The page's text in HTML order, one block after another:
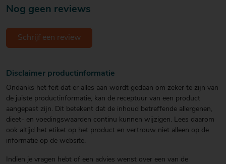
Nog geen reviews
Schrijf een review
Disclaimer productinformatie
Ondanks het feit dat er alles aan wordt gedaan om zeker te zijn van
de juiste productinformatie, kan de receptuur van een product
aangepast zijn. Dit betekent dat de inhoud betreffende allergenen,
dieet- en voedingswaarden continu kunnen wijzigen. Lees daarom
ook altijd het etiket op het product en vertrouw niet alleen op de
informatie op de website.
Indien je vragen hebt of een advies wenst over een van de